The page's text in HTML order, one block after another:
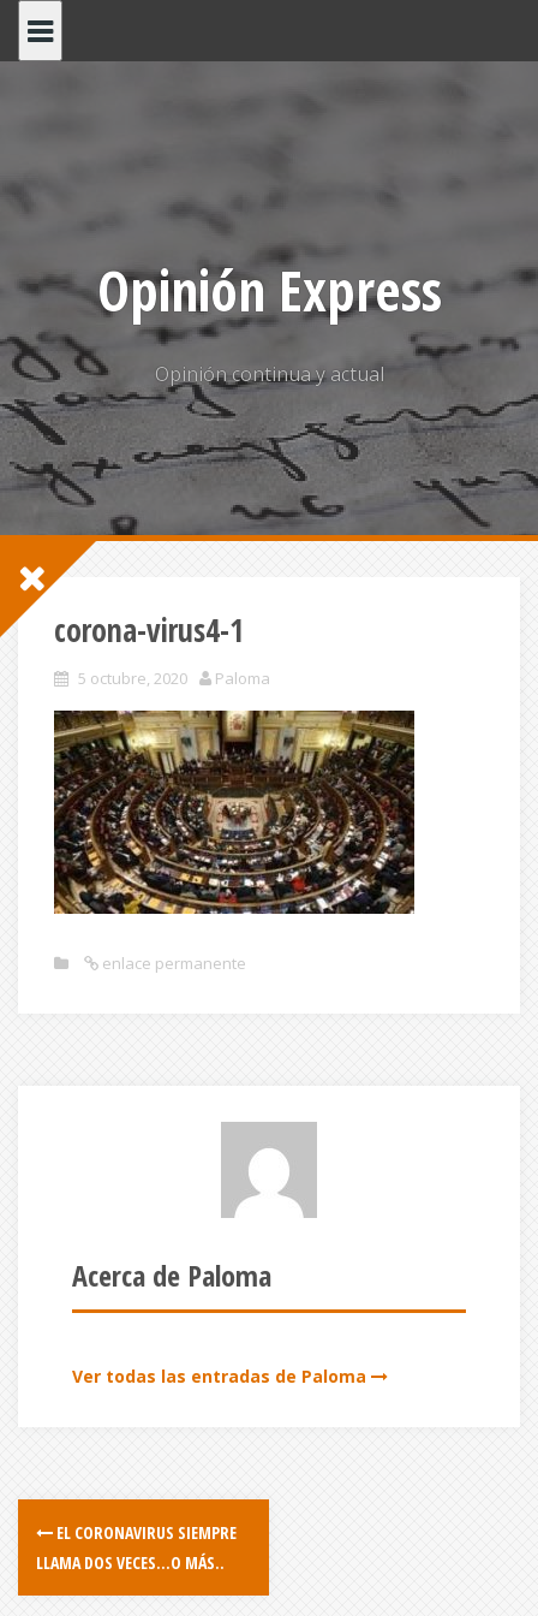
Opinión Express
Opinión continua y actual
corona-virus4-1
5 octubre, 2020 Paloma
enlace permanente
Acerca de Paloma
Ver todas las entradas de Paloma
EL CORONAVIRUS SIEMPRE
LLAMA DOS VECES…O MÁS..